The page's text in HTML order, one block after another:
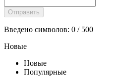
Введено символов: 0 / 500
Новые
Новые
Популярные